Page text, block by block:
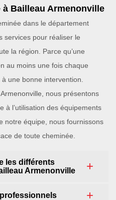
à Bailleau Armenonville
dans le département
services pour réaliser le
la région. Parce qu’une
au moins une fois chaque
une bonne intervention.
nous présentons
à l’utilisation des équipements
notre équipe, nous fournissons
de toute cheminée.
les différents
Armenonville